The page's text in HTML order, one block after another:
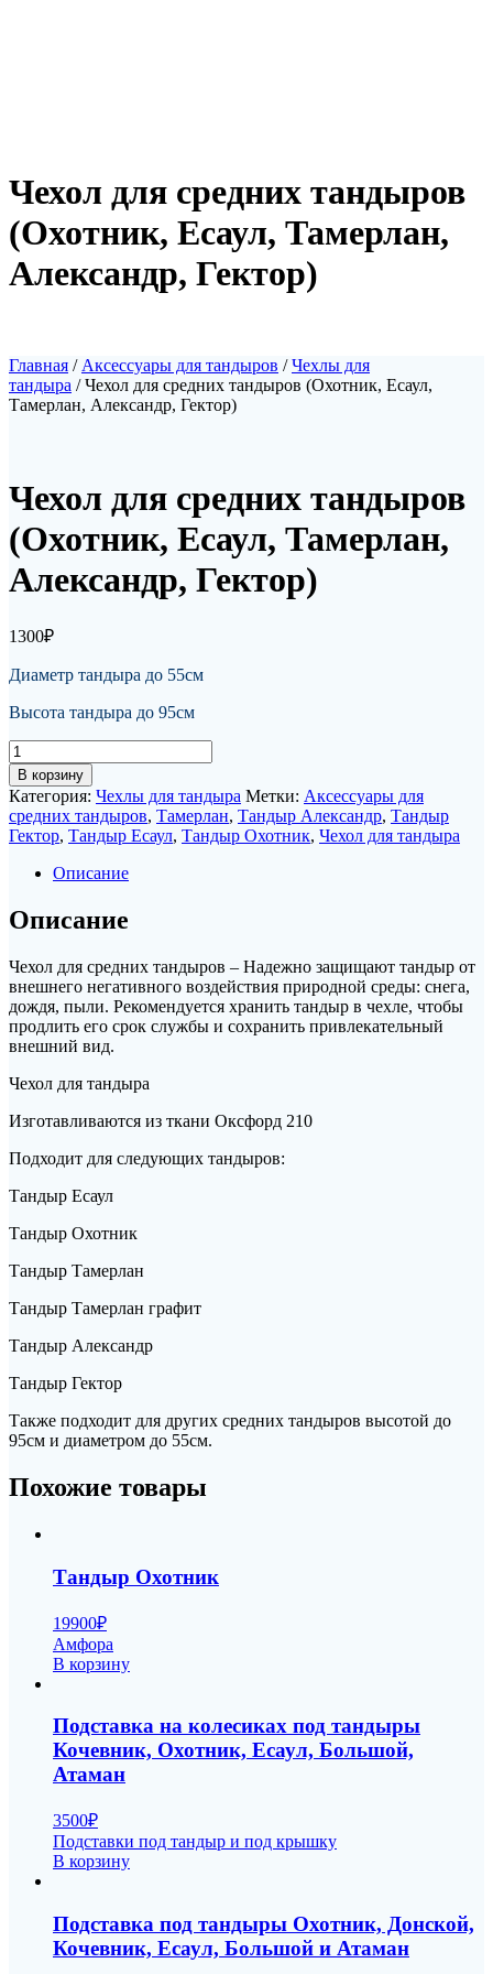
Чехол для средних тандыров
(Охотник, Есаул, Тамерлан,
Александр, Гектор)
Главная / Аксессуары для тандыров /Чехлы для
тандыра / Чехол для средних тандыров (Охотник, Есаул,
Тамерлан, Александр, Гектор)
Чехол для средних тандыров
(Охотник, Есаул, Тамерлан,
Александр, Гектор)
1300₽
Диаметр тандыра до 55см
Высота тандыра до 95см
Количество
товара
Чехол
для
средних
тандыров
(Охотник,
Тамерлан,
Александр,
В корзину
Категория: Чехлы для тандыра Метки: Аксессуары для
средних тандыров, Тамерлан, Тандыр Александр, Тандыр
Гектор, Тандыр Есаул, Тандыр Охотник, Чехол для тандыра
Описание
Описание
Чехол для средних тандыров – Надежно защищают тандыр от
внешнего негативного воздействия природной среды: снега,
дождя, пыли. Рекомендуется хранить тандыр в чехле, чтобы
продлить его срок службы и сохранить привлекательный
внешний вид.
Чехол для тандыра
Изготавливаются из ткани Оксфорд 210
Подходит для следующих тандыров:
Тандыр Есаул
Тандыр Охотник
Тандыр Тамерлан
Тандыр Тамерлан графит
Тандыр Александр
Тандыр Гектор
Также подходит для других средних тандыров высотой до
95см и диаметром до 55см.
Похожие товары
Тандыр Охотник
19900₽
Амфора
В корзину
Подставка на колесиках под тандыры
Кочевник, Охотник, Есаул, Большой,
Атаман
3500₽
Подставки под тандыр и под крышку
В корзину
Подставка под тандыры Охотник, Донской,
Кочевник, Есаул, Большой и Атаман